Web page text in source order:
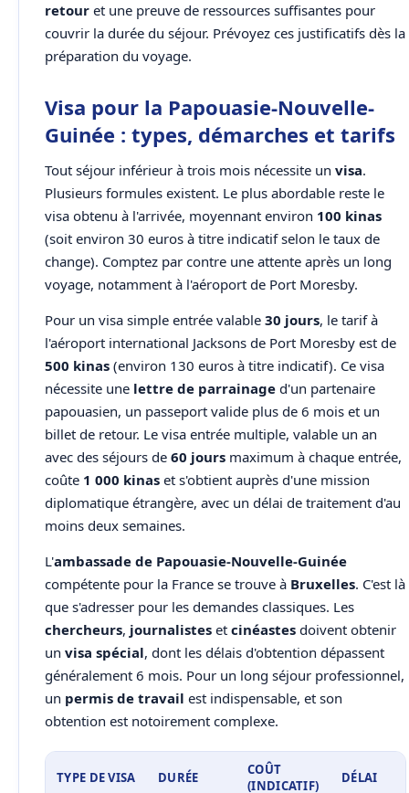
retour et une preuve de ressources suffisantes pour
couvrir la durée du séjour. Prévoyez ces justificatifs dès la
préparation du voyage.
Visa pour la Papouasie-Nouvelle-
Guinée : types, démarches et tarifs
Tout séjour inférieur à trois mois nécessite un visa.
Plusieurs formules existent. Le plus abordable reste le
visa obtenu à l'arrivée, moyennant environ 100 kinas
(soit environ 30 euros à titre indicatif selon le taux de
change). Comptez par contre une attente après un long
voyage, notamment à l'aéroport de Port Moresby.
Pour un visa simple entrée valable 30 jours, le tarif à
l'aéroport international Jacksons de Port Moresby est de
500 kinas (environ 130 euros à titre indicatif). Ce visa
nécessite une lettre de parrainage d'un partenaire
papouasien, un passeport valide plus de 6 mois et un
billet de retour. Le visa entrée multiple, valable un an
avec des séjours de 60 jours maximum à chaque entrée,
coûte 1 000 kinas et s'obtient auprès d'une mission
diplomatique étrangère, avec un délai de traitement d'au
moins deux semaines.
L'ambassade de Papouasie-Nouvelle-Guinée
compétente pour la France se trouve à Bruxelles. C'est là
que s'adresser pour les demandes classiques. Les
chercheurs, journalistes et cinéastes doivent obtenir
un visa spécial, dont les délais d'obtention dépassent
généralement 6 mois. Pour un long séjour professionnel,
un permis de travail est indispensable, et son
obtention est notoirement complexe.
TYPE DE VISA DURÉE
COÛT
(INDICATIF)
DÉLAI